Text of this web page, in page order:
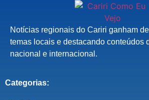
Notícias regionais do Cariri ganham
temas locais e destacando conteúdos
nacional e internacional.
Categorias: